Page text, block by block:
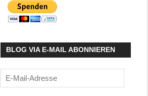
BLOG VIA E-MAIL ABONNIEREN
E-
Mail-